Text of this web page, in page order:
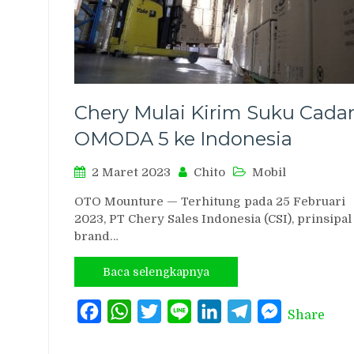
Chery Mulai Kirim Suku
OMODA 5 ke Indonesia
2 Maret 2023 Chito Mobil
OTO Mounture — Terhitung pada 25 Februari
2023, PT Chery Sales Indonesia (CSI), prinsipal
brand…
Baca selengkapnya
FacebookWhatsAppTwitterLine LinkedInTelegramMessenger
Share